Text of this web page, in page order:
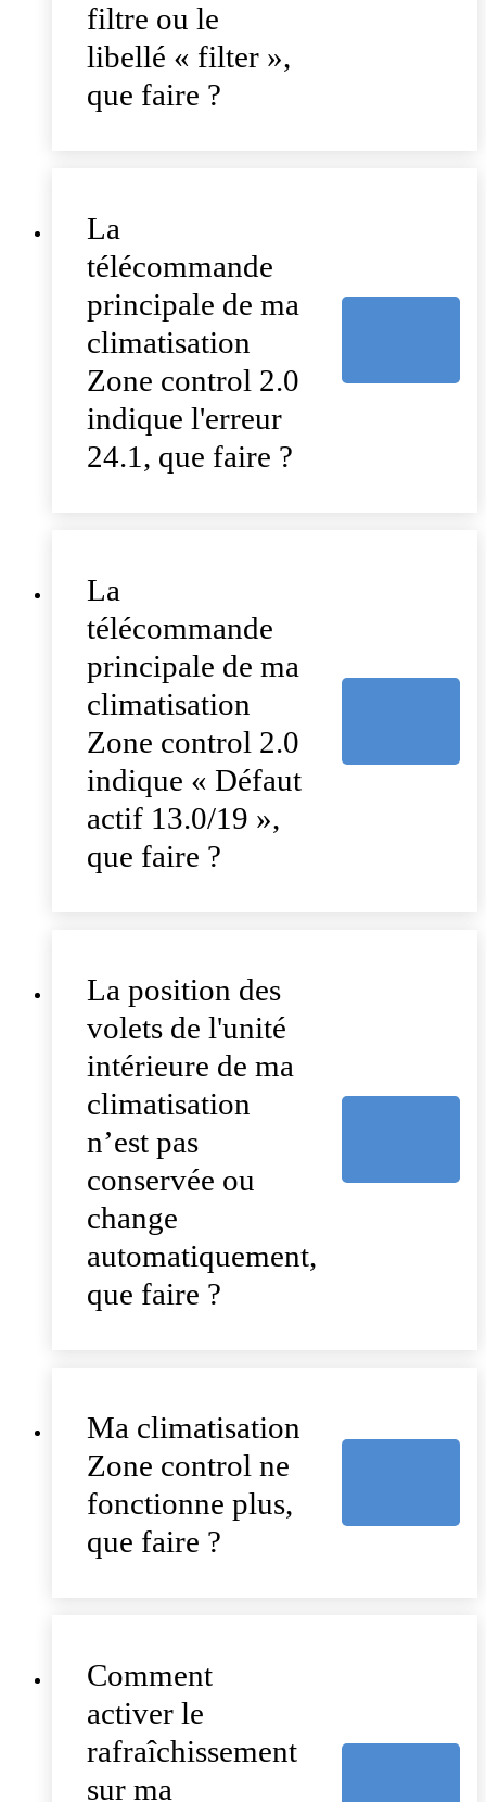
filtre ou le
libellé « filter »,
que faire ?
La
télécommande
principale de ma
climatisation
Zone control 2.0
indique l'erreur
24.1, que faire ?
La
télécommande
principale de ma
climatisation
Zone control 2.0
indique « Défaut
actif 13.0/19 »,
que faire ?
La position des
volets de l'unité
intérieure de ma
climatisation
n’est pas
conservée ou
change
automatiquement,
que faire ?
Ma climatisation
Zone control ne
fonctionne plus,
que faire ?
Comment
activer le
rafraîchissement
sur ma